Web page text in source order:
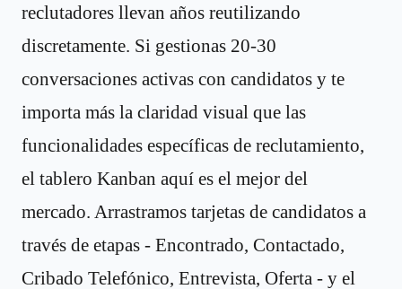
reclutadores llevan años reutilizando
discretamente. Si gestionas 20-30
conversaciones activas con candidatos y te
importa más la claridad visual que las
funcionalidades específicas de reclutamiento,
el tablero Kanban aquí es el mejor del
mercado. Arrastramos tarjetas de candidatos a
través de etapas - Encontrado, Contactado,
Cribado Telefónico, Entrevista, Oferta - y el